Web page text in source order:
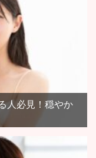
人必見！穏やか